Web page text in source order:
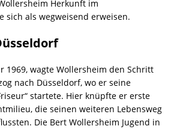
Herkunft im
sich als wegweisend erweisen.
1969, wagte Wollersheim den Schritt
nach Düsseldorf, wo er seine
startete. Hier knüpfte er erste
die seinen weiteren Lebensweg
Die Bert Wollersheim Jugend in